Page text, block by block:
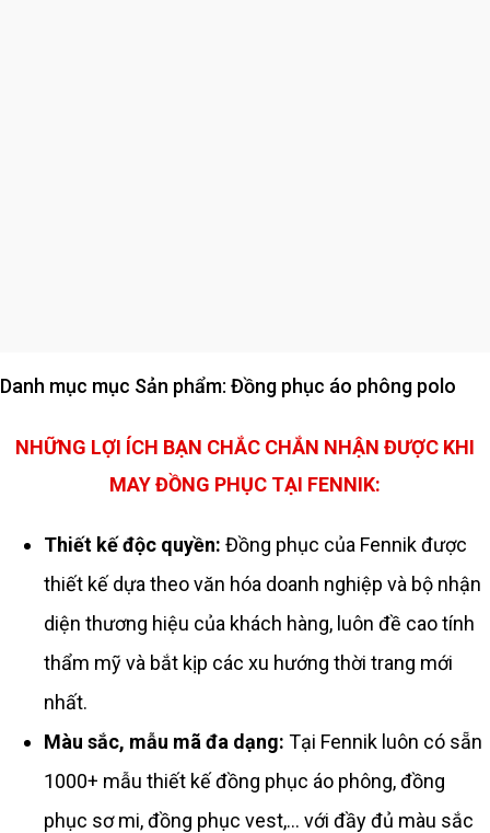
Danh mục mục Sản phẩm: Đồng phục áo phông polo
NHỮNG LỢI ÍCH BẠN CHẮC CHẮN NHẬN ĐƯỢC KHI
MAY ĐỒNG PHỤC TẠI FENNIK:
Thiết kế độc quyền: Đồng phục của Fennik được
thiết kế dựa theo văn hóa doanh nghiệp và bộ nhận
diện thương hiệu của khách hàng, luôn đề cao tính
thẩm mỹ và bắt kịp các xu hướng thời trang mới
nhất.
Màu sắc, mẫu mã đa dạng: Tại Fennik luôn có sẵn
1000+ mẫu thiết kế đồng phục áo phông, đồng
phục sơ mi, đồng phục vest,… với đầy đủ màu sắc